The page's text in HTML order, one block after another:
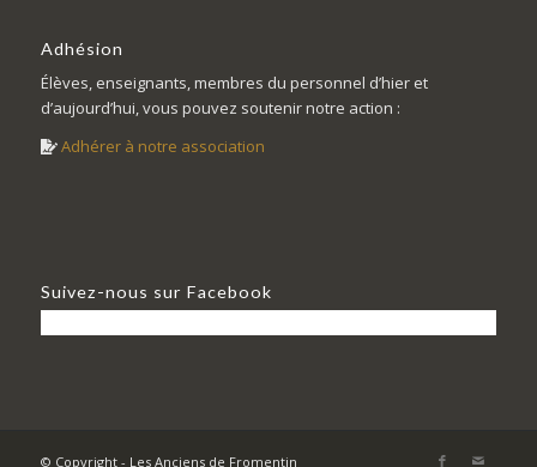
Adhésion
Élèves, enseignants, membres du personnel d’hier et
d’aujourd’hui, vous pouvez soutenir notre action :
Adhérer à notre association
Suivez-nous sur Facebook
© Copyright - Les Anciens de Fromentin